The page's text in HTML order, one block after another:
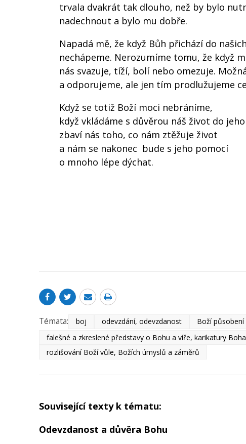
trvala dvakrát tak dlouho, než by bylo
nadechnout a bylo mu dobře.
Napadá mě, že když Bůh přichází do
nechápeme. Nerozumíme tomu, že když
nás svazuje, tíží, bolí nebo omezuje.
a odporujeme, ale jen tím prodlužujeme
Když se totiž Boží moci nebráníme,
když vkládáme s důvěrou náš život do
zbaví nás toho, co nám ztěžuje život
a nám se nakonec bude s jeho pomocí
o mnoho lépe dýchat.
Témata: boj odevzdání, odevzdanost Boží působení
falešné a zkreslené představy o Bohu a víře, karikatury Boha
rozlišování Boží vůle, Božích úmyslů a záměrů
Související texty k tématu:
Odevzdanost a důvěra Bohu